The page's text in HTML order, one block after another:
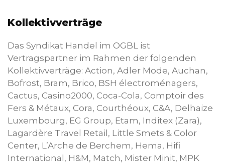
Kollektivverträge
Das Syndikat Handel im OGBL ist
Vertragspartner im Rahmen der folgenden
Kollektivverträge: Action, Adler Mode, Auchan,
Bofrost, Bram, Brico, BSH électroménagers,
Cactus, Casino2000, Coca-Cola, Comptoir des
Fers & Métaux, Cora, Courthéoux, C&A, Delhaize
Luxembourg, EG Group, Etam, Inditex (Zara),
Lagardère Travel Retail, Little Smets & Color
Center, L’Arche de Berchem, Hema, Hifi
International, H&M, Match, Mister Minit, MPK